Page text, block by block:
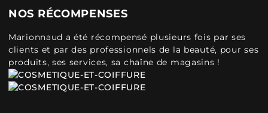
NOS RÉCOMPENSES
Marionnaud a été récompensé plusieurs fois par ses
clients et par des professionnels de la beauté, pour ses
produits, ses services, sa chaîne de magasins !